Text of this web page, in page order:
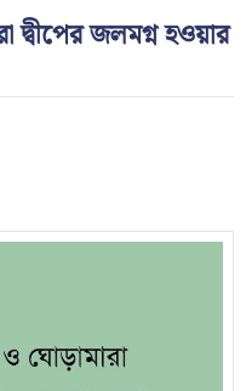
দ্বীপের জলমগ্ন হওয়ার